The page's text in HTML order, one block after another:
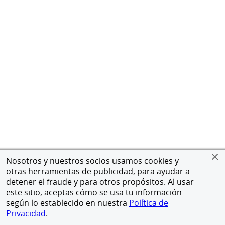
Nosotros y nuestros socios usamos cookies y
otras herramientas de publicidad, para ayudar a
detener el fraude y para otros propósitos. Al usar
este sitio, aceptas cómo se usa tu información
según lo establecido en nuestra Política de
Privacidad.